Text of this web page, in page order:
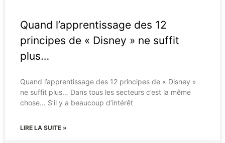
Quand l’apprentissage des 12
principes de « Disney » ne suffit
plus…
Quand l’apprentissage des 12 principes de « Disney »
ne suffit plus… Dans tous les secteurs c’est la même
chose… S’il y a beaucoup d’intérêt
LIRE LA SUITE »